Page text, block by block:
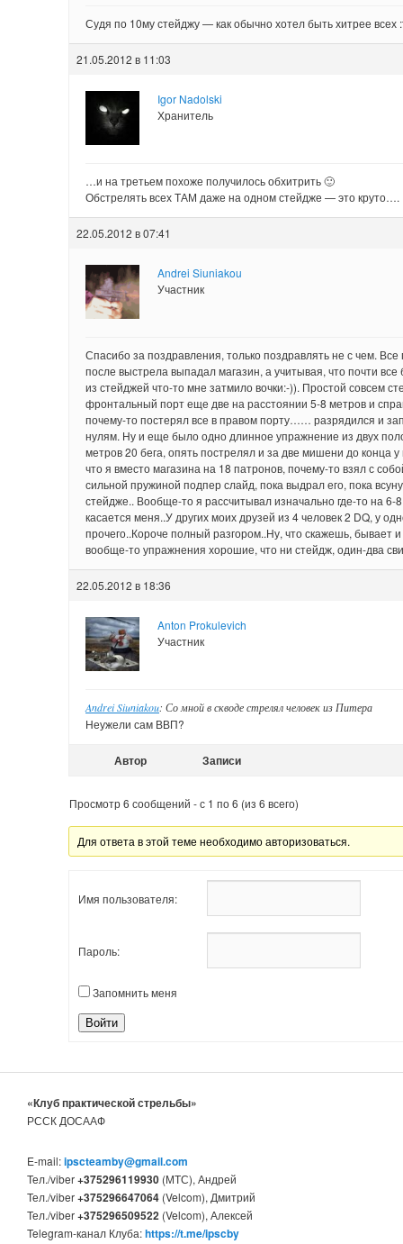
Судя по 10му стейджу — как обычно хотел быть хитрее всех
21.05.2012 в 11:03
Igor Nadolski
Хранитель
…и на третьем похоже получилось обхитрить 🙂
Обстрелять всех ТАМ даже на одном стейдже — это круто….
22.05.2012 в 07:41
Andrei Siuniakou
Участник
Спасибо за поздравления, только поздравлять не с чем.
после выстрела выпадал магазин, а учитывая, что почти
из стейджей что-то мне затмило вочки:-)). Простой совсем
фронтальный порт еще две на расстоянии 5-8 метров и
почему-то постерял все в правом порту…… разрядился и
нулям. Ну и еще было одно длинное упражнение из двух
метров 20 бега, опять пострелял и за две мишени до конца
что я вместо магазина на 18 патронов, почему-то взял с
сильной пружиной подпер слайд, пока выдрал его, пока
стейдже.. Вообще-то я рассчитывал изначально где-то на
касается меня..У других моих друзей из 4 человек 2 DQ, у
прочего..Короче полный разгором..Ну, что скажешь, бывает
вообще-то упражнения хорошие, что ни стейдж, один-два
22.05.2012 в 18:36
Anton Prokulevich
Участник
Andrei Siuniakou: Со мной в скводе стрелял человек из Питера
Неужели сам ВВП?
Автор Записи
Просмотр 6 сообщений - с 1 по 6 (из 6 всего)
Для ответа в этой теме необходимо авторизоваться.
Имя пользователя:
Пароль:
Запомнить меня
Войти
«Клуб практической стрельбы»
РССК ДОСААФ
E-mail:ipscteamby@gmail.com
Тел./viber+375296119930 (МТС), Андрей
Тел./viber+375296647064 (Velcom), Дмитрий
Тел./viber+375296509522 (Velcom), Алексей
Telegram-канал Клуба:https://t.me/ipscby